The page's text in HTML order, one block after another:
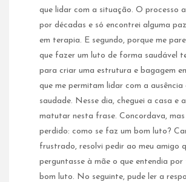
que lidar com a situação. O processo
por décadas e só encontrei alguma
em terapia. E segundo, porque me
que fazer um luto de forma saudável
para criar uma estrutura e bagagem
que me permitam lidar com a ausência
saudade. Nesse dia, cheguei a casa e
matutar nesta frase. Concordava,
perdido: como se faz um bom luto?
frustrado, resolvi pedir ao meu amigo
perguntasse à mãe o que entendia por
bom luto. No seguinte, pude ler a